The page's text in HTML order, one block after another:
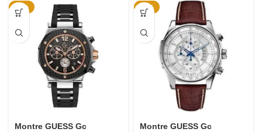
-70%
Montre GUESS Gc
-78%
Montre GUESS Gc